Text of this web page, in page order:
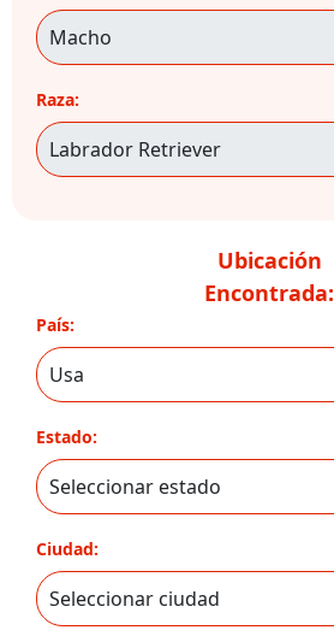
Raza:
Ubicación
Encontrada:
País:
Estado:
Ciudad: